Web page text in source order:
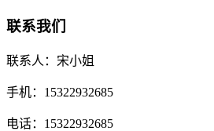
联系我们
联系人：宋小姐
手机：15322932685
电话：15322932685